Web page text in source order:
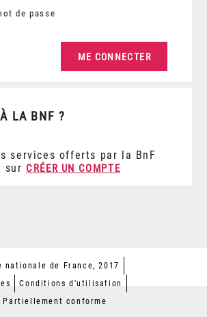
de passe
LA BNF ?
services offerts par la BnF
sur CRÉER UN COMPTE
de France, 2017
Conditions d'utilisation
conforme